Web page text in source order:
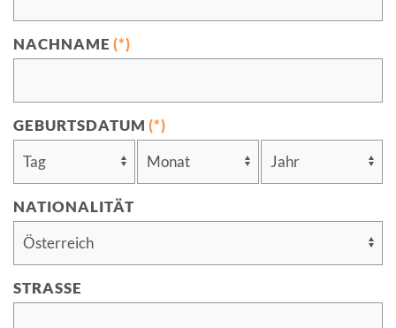
NACHNAME (*)
GEBURTSDATUM (*)
NATIONALITÄT
STRASSE